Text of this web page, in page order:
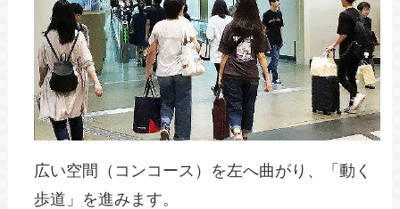
広い空間（コンコース）を左へ曲がり、「動く
歩道」を進みます。